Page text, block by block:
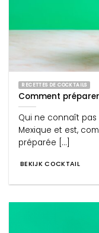
RECETTES DE COCKTAILS
Comment
Qui ne connaît pas
Mexique et est,
préparée [...]
BEKIJK COCKTAIL